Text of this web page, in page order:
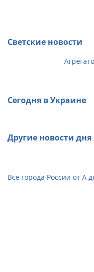
Светские новости
Сегодня в Украине
Другие новости дня
Все города России от А